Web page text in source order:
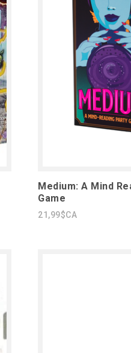
Medium: A Mind
Game
21,99$CA